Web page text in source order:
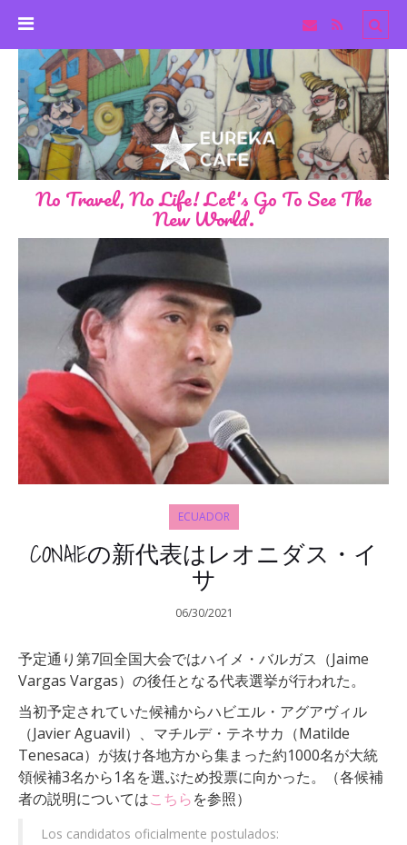
No Travel, No Life! Let's Go To See The
New World.
ECUADOR
CONAIEの新代表はレオニダス・イ
サ
06/30/2021
予定通り第7回全国大会ではハイメ・バルガス（Jaime
Vargas Vargas）の後任となる代表選挙が行われた。
当初予定されていた候補からハビエル・アグアヴィル
（Javier Aguavil）、マチルデ・テネサカ（Matilde
Tenesaca）が抜け各地方から集まった約1000名が大統
領候補3名から1名を選ぶため投票に向かった。（各候補
者の説明についてはこちらを参照）
Los candidatos oficialmente postulados: